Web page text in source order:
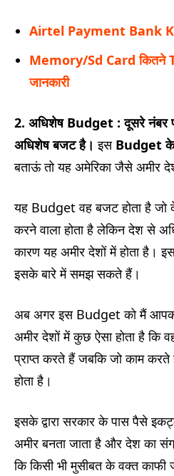
Airtel Payment Bank
Memory/Sd Card कितने
जानकारी
2. अधिशेष Budget : दूसरे नंबर
अधिशेष बजट है। इस Budget के
बताऊं तो यह अमेरिका जैसे अमीर
यह Budget वह बजट होता है
करने वाला होता है लेकिन देश से
कारण यह अमीर देशों में होता है।
इसके बारे में समझ सकते हैं।
अब अगर इस Budget को मैं
अमीर देशों में कुछ ऐसा होता है कि
प्राप्त करते हैं जबकि जो काम
होता है।
इसके द्वारा सरकार के पास पैसे
अमीर बनता जाता है और देश का
कि किसी भी मुसीबत के वक्त काफी